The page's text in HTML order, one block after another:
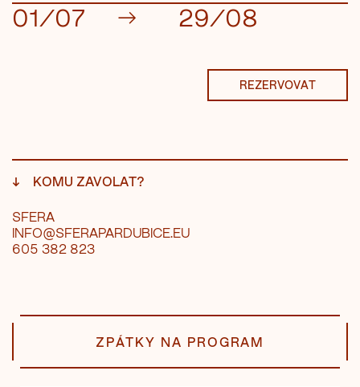
01/07 → 29/08
REZERVOVAT
↓ KOMU ZAVOLAT?
SFERA
INFO@SFERAPARDUBICE.EU
605 382 823
ZPÁTKY NA PROGRAM